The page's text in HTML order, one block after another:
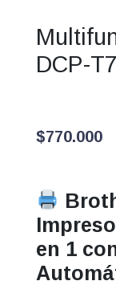
DCP-
$770.000
en 1